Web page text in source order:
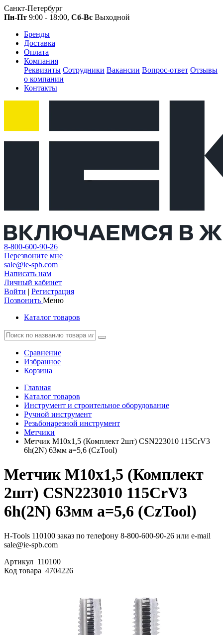
Санкт-Петербург
Пн-Пт 9:00 - 18:00, Сб-Вс Выходной
Бренды
Доставка
Оплата
Компания
Реквизиты Сотрудники Вакансии Вопрос-ответ Отзывы
о компании
Контакты
8-800-600-90-26
Перезвоните мне
sale@ie-spb.com
Написать нам
Личный кабинет
Войти | Регистрация
Позвонить Меню
Каталог товаров
Сравнение
Избранное
Корзина
Главная
Каталог товаров
Инструмент и строительное оборудование
Ручной инструмент
Резьбонарезной инструмент
Метчики
Метчик М10х1,5 (Комплект 2шт) CSN223010 115CrV3
6h(2N) 63мм a=5,6 (CzTool)
Метчик М10х1,5 (Комплект
2шт) CSN223010 115CrV3
6h(2N) 63мм a=5,6 (CzTool)
H-Tools 110100 заказ по телефону 8-800-600-90-26 или e-mail
sale@ie-spb.com
Артикул 110100
Код товара 4704226